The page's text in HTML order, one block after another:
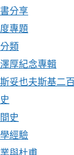
分享
專題
類
厚紀念專輯
妥也夫斯基二
史
經驗
與杜甫